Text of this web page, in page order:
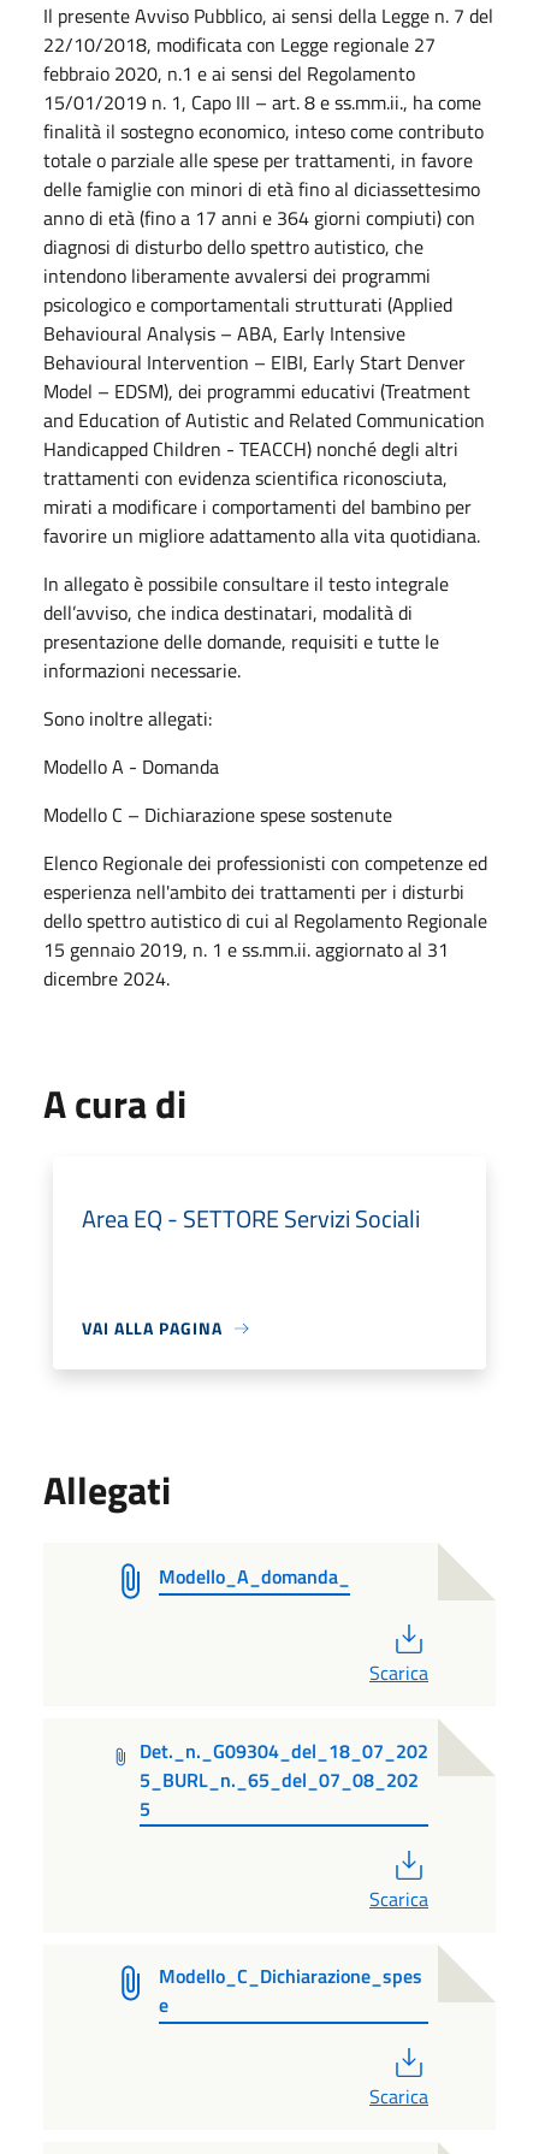
Il presente Avviso Pubblico, ai sensi della Legge n. 7 del
22/10/2018, modificata con Legge regionale 27
febbraio 2020, n.1 e ai sensi del Regolamento
15/01/2019 n. 1, Capo III – art. 8 e ss.mm.ii., ha come
finalità il sostegno economico, inteso come contributo
totale o parziale alle spese per trattamenti, in favore
delle famiglie con minori di età fino al diciassettesimo
anno di età (fino a 17 anni e 364 giorni compiuti) con
diagnosi di disturbo dello spettro autistico, che
intendono liberamente avvalersi dei programmi
psicologico e comportamentali strutturati (Applied
Behavioural Analysis – ABA, Early Intensive
Behavioural Intervention – EIBI, Early Start Denver
Model – EDSM), dei programmi educativi (Treatment
and Education of Autistic and Related Communication
Handicapped Children - TEACCH) nonché degli altri
trattamenti con evidenza scientifica riconosciuta,
mirati a modificare i comportamenti del bambino per
favorire un migliore adattamento alla vita quotidiana.
In allegato è possibile consultare il testo integrale
dell’avviso, che indica destinatari, modalità di
presentazione delle domande, requisiti e tutte le
informazioni necessarie.
Sono inoltre allegati:
Modello A - Domanda
Modello C – Dichiarazione spese sostenute
Elenco Regionale dei professionisti con competenze ed
esperienza nell'ambito dei trattamenti per i disturbi
dello spettro autistico di cui al Regolamento Regionale
15 gennaio 2019, n. 1 e ss.mm.ii. aggiornato al 31
dicembre 2024.
A cura di
Area EQ - SETTORE Servizi Sociali
VAI ALLA PAGINA
Allegati
Modello_A_domanda_
Scarica
Det._n._G09304_del_18_07_202
5_BURL_n._65_del_07_08_202
5
Scarica
Modello_C_Dichiarazione_spes
e
Scarica